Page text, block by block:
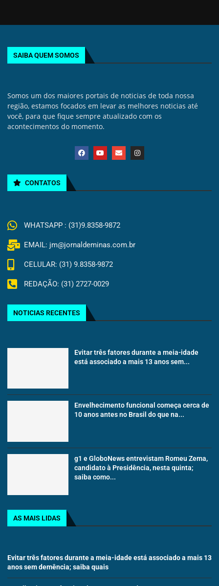
SAIBA QUEM SOMOS
Somos um dos maiores portais de noticias de toda nossa
região, estamos focados em levar as melhores noticias até
você, para que fique sempre atualizado com os
acontecimentos do momento.
CONTATOS
WHATSAPP : (31)9.8358-9872
EMAIL: jm@jornaldeminas.com.br
CELULAR: (31) 9.8358-9872
REDAÇÃO: (31) 2727-0029
NOTICIAS RECENTES
Evitar três fatores durante a meia-idade
está associado a mais 13 anos sem...
Envelhecimento funcional começa cerca de
10 anos antes no Brasil do que na...
g1 e GloboNews entrevistam Romeu Zema,
candidato à Presidência, nesta quinta;
saiba como...
AS MAIS LIDAS
Evitar três fatores durante a meia-idade está associado a mais 13
anos sem demência; saiba quais